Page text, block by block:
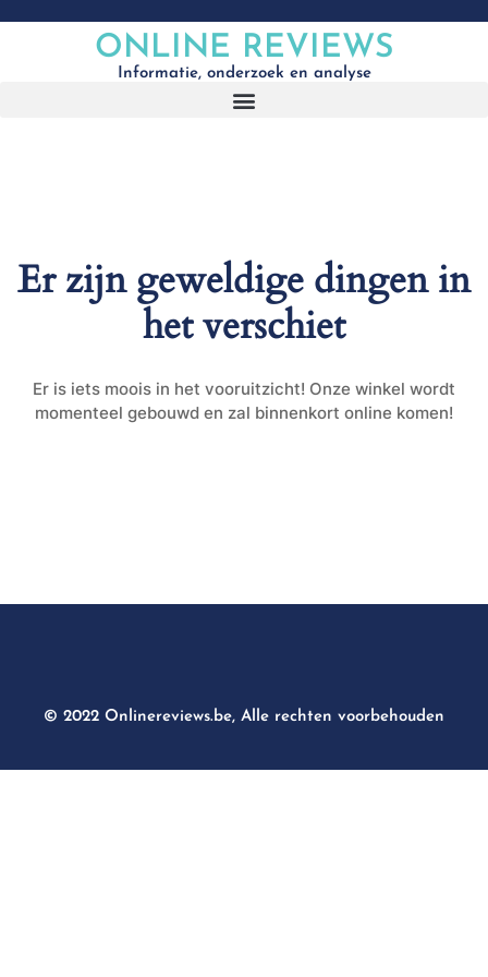
ONLINE REVIEWS
Informatie, onderzoek en analyse
Er zijn geweldige dingen in
het verschiet
Er is iets moois in het vooruitzicht! Onze winkel wordt
momenteel gebouwd en zal binnenkort online komen!
© 2022 Onlinereviews.be, Alle rechten voorbehouden